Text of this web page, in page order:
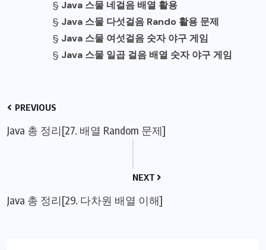
§ Java 스물 네걸음 배열 활용
§ Java 스물 다섯걸음 Rando 활용 문제
§ Java 스물 여섯걸음 숫자 야구 게임
§ Java 스물 일곱 걸음 배열 숫자 야구 게임
PREVIOUS
Java 총 정리[27. 배열 Random 문제]
NEXT
Java 총 정리[29. 다차원 배열 이해]